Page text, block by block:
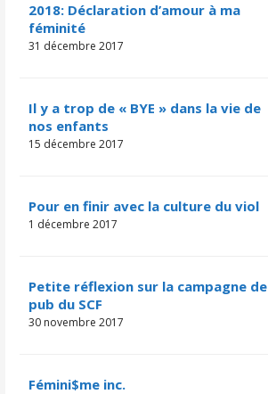
2018: Déclaration d’amour à ma
féminité
31 décembre 2017
Il y a trop de « BYE » dans la vie de
nos enfants
15 décembre 2017
Pour en finir avec la culture du viol
1 décembre 2017
Petite réflexion sur la campagne de
pub du SCF
30 novembre 2017
Fémini$me inc.